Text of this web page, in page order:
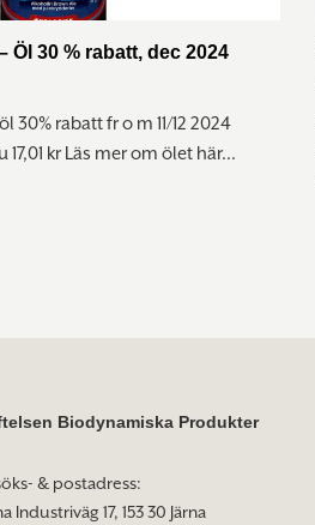
Öl 30 % rabatt, dec 2024
30% rabatt fr o m 11/12 2024
17,01 kr Läs mer om ölet här...
Biodynamiska Produkter
& postadress:
Industriväg 17, 153 30 Järna